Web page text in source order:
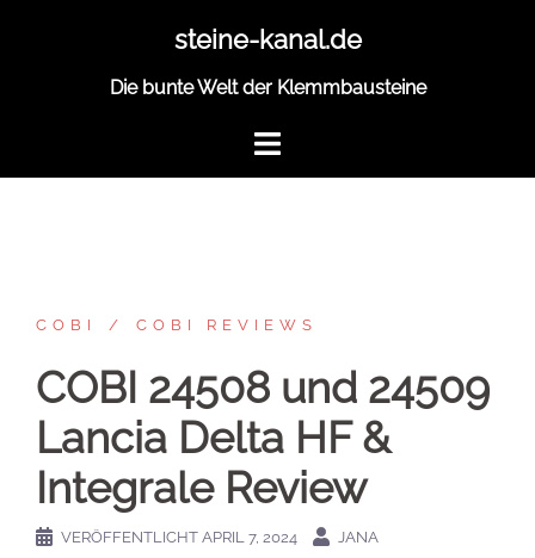
steine-kanal.de
Die bunte Welt der Klemmbausteine
COBI COBI REVIEWS
COBI 24508 und 24509
Lancia Delta HF &
Integrale Review
VERÖFFENTLICHT APRIL 7, 2024 JANA